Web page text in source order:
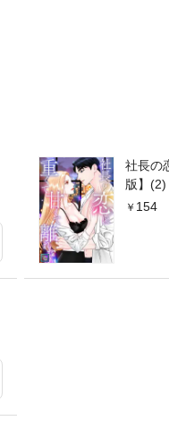
社長の
版】(2)
154